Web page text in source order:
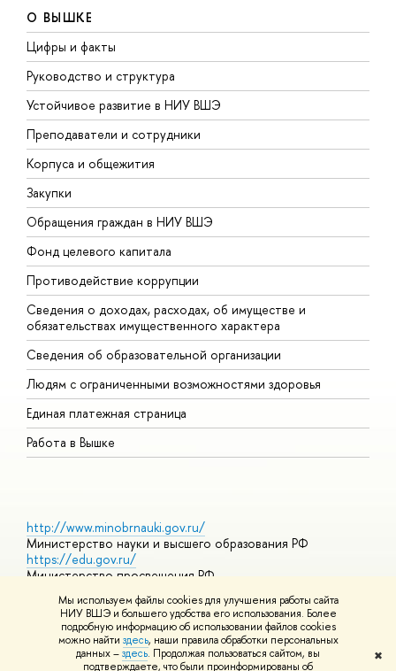
Мы используем файлы cookies для улучшения работы сайта
НИУ ВШЭ и большего удобства его использования. Более
подробную информацию об использовании файлов cookies
можно найти здесь, наши правила обработки персональных
данных –здесь. Продолжая пользоваться сайтом, вы
подтверждаете, что были проинформированы об
✖
О ВЫШКЕ
Цифры и факты
Руководство и структура
Устойчивое развитие в НИУ ВШЭ
Преподаватели и сотрудники
Корпуса и общежития
Закупки
Обращения граждан в НИУ ВШЭ
Фонд целевого капитала
Противодействие коррупции
Сведения о доходах, расходах, об имуществе и
обязательствах имущественного характера
Сведения об образовательной организации
Людям с ограниченными возможностями здоровья
Единая платежная страница
Работа в Вышке
http://www.minobrnauki.gov.ru/
Министерство науки и высшего образования РФ
https://edu.gov.ru/
Министерство просвещения РФ
https://elearning.hse.ru/mooc
Массовые открытые онлайн-курсы
© НИУ ВШЭ 1993–2026 Адреса и контактыУсловия